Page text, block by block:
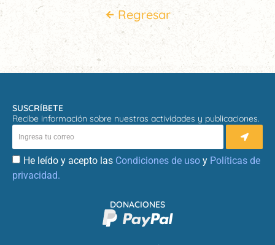
Regresar
SUSCRÍBETE
Recibe información sobre nuestras actividades y publicaciones.
He leído y acepto las Condiciones de uso y Políticas de
privacidad.
DONACIONES